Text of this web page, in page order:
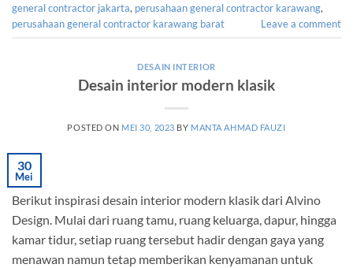
general contractor jakarta, perusahaan general contractor karawang,
perusahaan general contractor karawang barat
Leave a comment
DESAIN INTERIOR
Desain interior modern klasik
POSTED ON MEI 30, 2023 BY MANTA AHMAD FAUZI
30
Mei
Berikut inspirasi desain interior modern klasik dari Alvino
Design. Mulai dari ruang tamu, ruang keluarga, dapur, hingga
kamar tidur, setiap ruang tersebut hadir dengan gaya yang
menawan namun tetap memberikan kenyamanan untuk